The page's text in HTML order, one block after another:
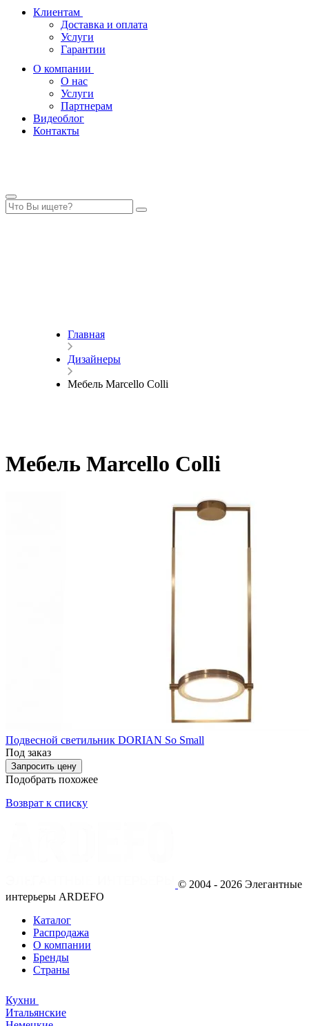
Клиентам
Доставка и оплата
Услуги
Гарантии
О компании
О нас
Услуги
Партнерам
Видеоблог
Контакты
Главная
Дизайнеры
Мебель Marcello Colli
Мебель Marcello Colli
Подвесной светильник DORIAN So Small
Под заказ
Запросить цену
Подобрать похожее
Возврат к списку
© 2004 - 2026 Элегантные
интерьеры ARDEFO
Каталог
Распродажа
О компании
Бренды
Страны
Кухни
Итальянские